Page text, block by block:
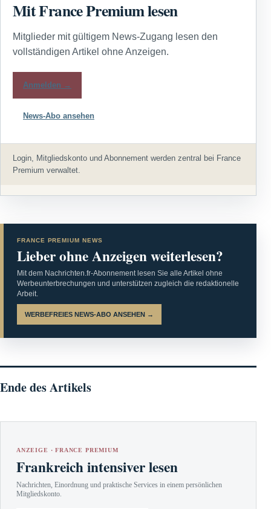
Mit France Premium lesen
Mitglieder mit gültigem News-Zugang lesen den
vollständigen Artikel ohne Anzeigen.
Anmelden →
News-Abo ansehen
Login, Mitgliedskonto und Abonnement werden zentral bei France
Premium verwaltet.
FRANCE PREMIUM NEWS
Lieber ohne Anzeigen weiterlesen?
Mit dem Nachrichten.fr-Abonnement lesen Sie alle Artikel ohne
Werbeunterbrechungen und unterstützen zugleich die redaktionelle
Arbeit.
WERBEFREIES NEWS-ABO ANSEHEN →
Ende des Artikels
ANZEIGE · FRANCE PREMIUM
Frankreich intensiver lesen
Nachrichten, Einordnung und praktische Services in einem persönlichen
Mitgliedskonto.